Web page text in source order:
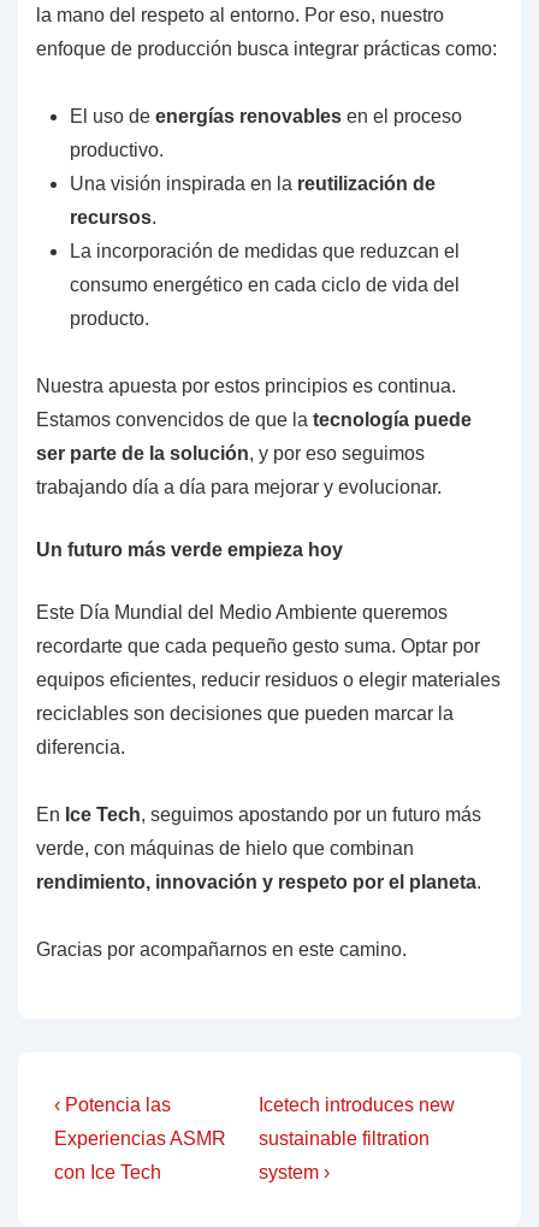
la mano del respeto al entorno. Por eso, nuestro
enfoque de producción busca integrar prácticas como:
El uso de energías renovables en el proceso
productivo.
Una visión inspirada en la reutilización de
recursos.
La incorporación de medidas que reduzcan el
consumo energético en cada ciclo de vida del
producto.
Nuestra apuesta por estos principios es continua.
Estamos convencidos de que la tecnología puede
ser parte de la solución, y por eso seguimos
trabajando día a día para mejorar y evolucionar.
Un futuro más verde empieza hoy
Este Día Mundial del Medio Ambiente queremos
recordarte que cada pequeño gesto suma. Optar por
equipos eficientes, reducir residuos o elegir materiales
reciclables son decisiones que pueden marcar la
diferencia.
En Ice Tech, seguimos apostando por un futuro más
verde, con máquinas de hielo que combinan
rendimiento, innovación y respeto por el planeta.
Gracias por acompañarnos en este camino.
Post
navigation
Previous
Post
is
‹ Potencia las
Experiencias ASMR
con Ice Tech
Next
Post
is
Icetech introduces new
sustainable filtration
system ›